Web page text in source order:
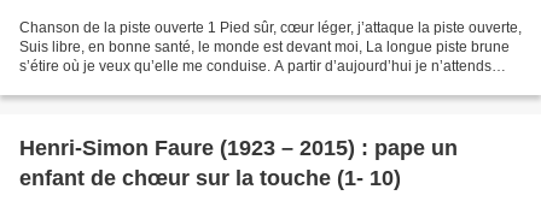
Chanson de la piste ouverte 1 Pied sûr, cœur léger, j’attaque la piste ouverte,
Suis libre, en bonne santé, le monde est devant moi, La longue piste brune
s’étire où je veux qu’elle me conduise. A partir d’aujourd’hui je n’attends
Henri-Simon Faure (1923 – 2015) : pape un
enfant de chœur sur la touche (1- 10)